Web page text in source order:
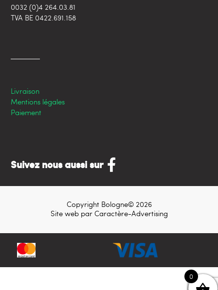
0032 (0)4 264.03.81
TVA BE 0422.691.158
Livraison
Mentions légales
Paiement
Suivez nous aussi sur
Copyright Bologne© 2026
Site web par Caractère-Advertising
0